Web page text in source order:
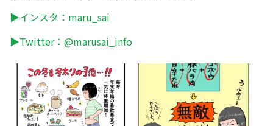
▶インスタ： maru_sai
▶Twitter： @marusai_info